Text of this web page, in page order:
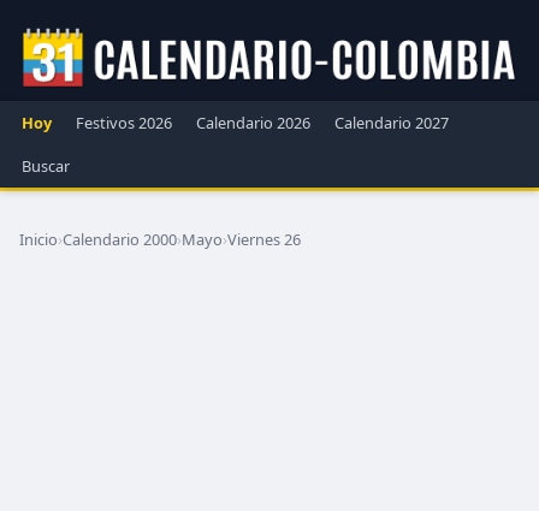
Hoy Festivos 2026 Calendario 2026
Calendario 2027
Buscar
Inicio›Calendario 2000›Mayo›Viernes 26